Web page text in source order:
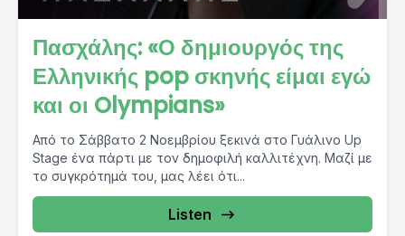
Πασχάλης: «Ο δημιουργός της
Ελληνικής pop σκηνής είμαι εγώ
και οι Olympians»
Από το Σάββατο 2 Νοεμβρίου ξεκινά στο Γυάλινο Up
Stage ένα πάρτι με τον δημοφιλή καλλιτέχνη. Μαζί με
το συγκρότημά του, μας λέει ότι...
Listen